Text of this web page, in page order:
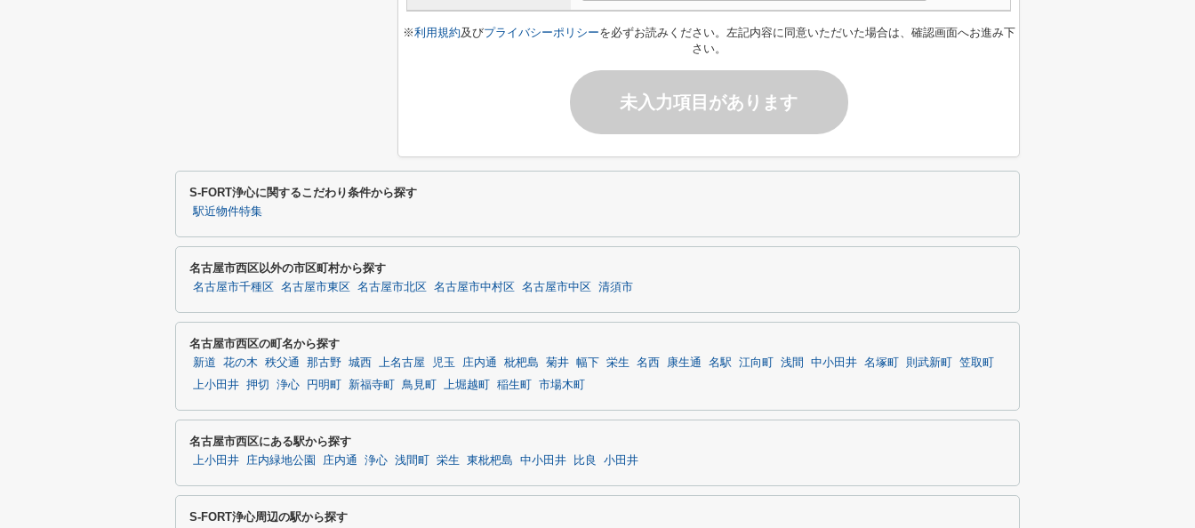
※利用規約及びプライバシーポリシーを必ずお読みください。左記内容に同意いただいた場合は、確認画面へお進み下
さい。
未入力項目があります
S-FORT浄心に関するこだわり条件から探す
駅近物件特集
名古屋市西区以外の市区町村から探す
名古屋市千種区 名古屋市東区 名古屋市北区 名古屋市中村区 名古屋市中区 清須市
名古屋市西区の町名から探す
新道 花の木 秩父通 那古野 城西 上名古屋 児玉 庄内通 枇杷島 菊井 幅下 栄生 名西 康生通 名駅 江向町 浅間 中小田井 名塚町 則武新町
笠取町
上小田井 押切 浄心 円明町 新福寺町 鳥見町 上堀越町 稲生町 市場木町
名古屋市西区にある駅から探す
上小田井 庄内緑地公園 庄内通 浄心 浅間町 栄生 東枇杷島 中小田井 比良 小田井
S-FORT浄心周辺の駅から探す